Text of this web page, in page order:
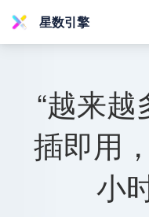
星数引擎
“越来
插即用
小